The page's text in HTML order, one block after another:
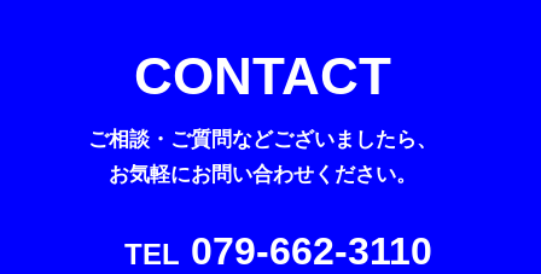
CONTACT
ご相談・ご質問などございましたら、
お気軽にお問い合わせください。
TEL 079-662-3110